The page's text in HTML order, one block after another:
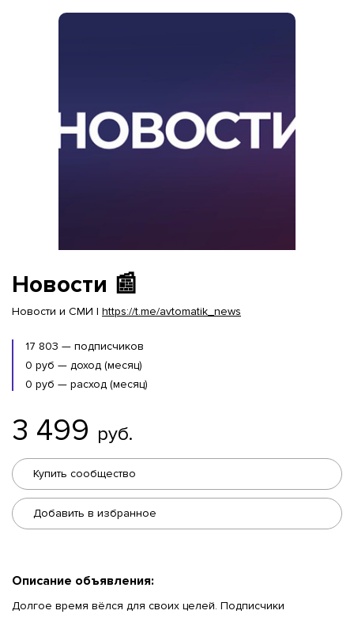
Новости 📰
Новости и СМИ | https://t.me/avtomatik_news
17 803 — подписчиков
0 руб — доход (месяц)
0 руб — расход (месяц)
3 499 руб.
Купить сообщество
Добавить в избранное
Описание объявления:
Долгое время вёлся для своих целей. Подписчики